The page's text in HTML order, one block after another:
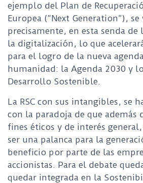
ejemplo del Plan de
Europea (“Next Generation”),
precisamente, en esta senda
la digitalización, lo que
para el logro de la nueva
humanidad: la Agenda 2030 y
Desarrollo Sostenible.
La RSC con sus intangibles, se
con la paradoja de que además
fines éticos y de interés
ser una palanca para la
beneficio por parte de las
accionistas. Para el debate
quedar integrada en la